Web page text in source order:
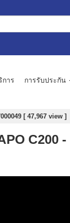
การ การรับประกัน
[ 47,967 view ]
C200 -